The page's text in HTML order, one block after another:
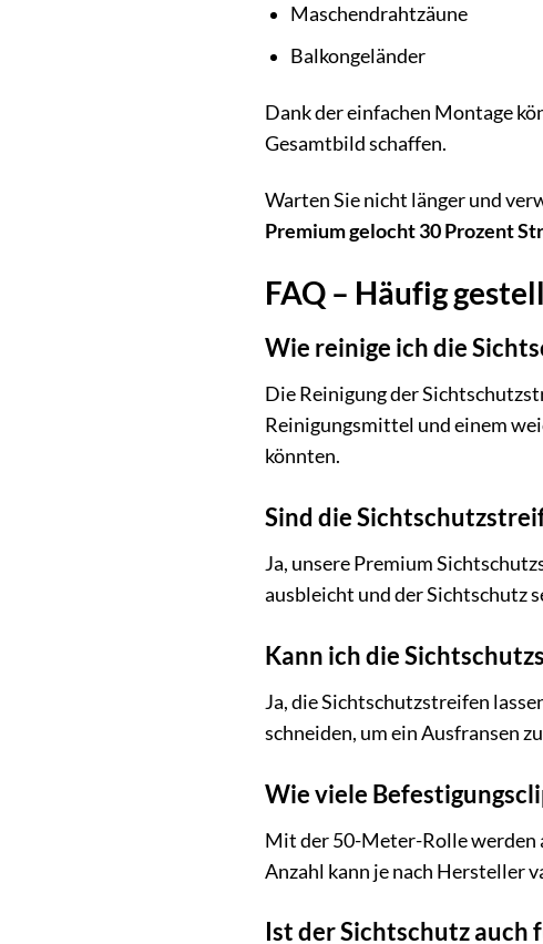
Maschendrahtzäune
Balkongeländer
Dank der einfachen Montage
Gesamtbild schaffen.
Warten Sie nicht länger und
Premium gelocht 30 Prozent
FAQ – Häufig
Wie reinige ich die
Die Reinigung der
Reinigungsmittel und einem
könnten.
Sind die
Ja, unsere Premium
ausbleicht und der Sichtschutz
Kann ich die
Ja, die Sichtschutzstreifen
schneiden, um ein Ausfransen
Wie viele
Mit der 50-Meter-Rolle werden
Anzahl kann je nach Hersteller
Ist der Sichtschutz auch